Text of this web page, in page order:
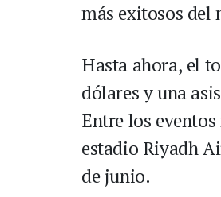
más exitosos del
Hasta ahora, el
dólares y una
Entre los
estadio Riyadh
de junio.